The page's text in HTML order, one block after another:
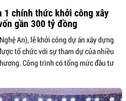
1 chính thức khởi công xây
gần 300 tỷ đồng
An), lễ khởi công dự án xây dựng
tổ chức với sự tham dự của nhiều
Công trình có tổng mức đầu tư